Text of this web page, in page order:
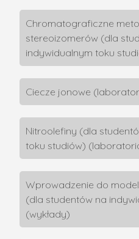
Chromatograficzne
stereoizomerów (dla
indywidualnym toku
Ciecze jonowe
Nitroolefiny (dla
toku studiów)
Wprowadzenie do
(dla studentów na
(wykłady)